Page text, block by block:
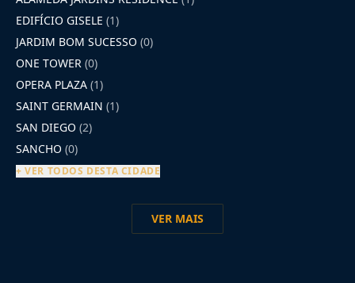
EDIFÍCIO GISELE (1)
JARDIM BOM SUCESSO (0)
ONE TOWER (0)
OPERA PLAZA (1)
SAINT GERMAIN (1)
SAN DIEGO (2)
SANCHO (0)
+ VER TODOS DESTA CIDADE
VER MAIS